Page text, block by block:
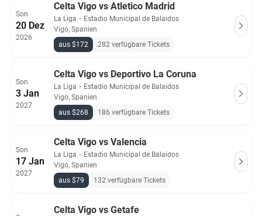
Son
20 Dez
2026
Celta Vigo vs Atletico Madrid
La Liga ・ Estadio Municipal de Balaidos
Vigo, Spanien
aus $172
282 verfügbare Tickets
Son
3 Jan
2027
Celta Vigo vs Deportivo La Coruna
La Liga ・ Estadio Municipal de Balaidos
Vigo, Spanien
aus $268
186 verfügbare Tickets
Son
17 Jan
2027
Celta Vigo vs Valencia
La Liga ・ Estadio Municipal de Balaidos
Vigo, Spanien
aus $79
132 verfügbare Tickets
Celta Vigo vs Getafe